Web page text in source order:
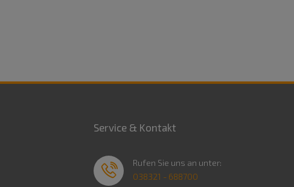
Service & Kontakt
Rufen Sie uns an unter:
038321 - 688700